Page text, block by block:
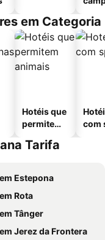
em Categoria
Hotéis que
permitem
com
Tarifa
Estepona
Rota
Tânger
Jerez da Frontera